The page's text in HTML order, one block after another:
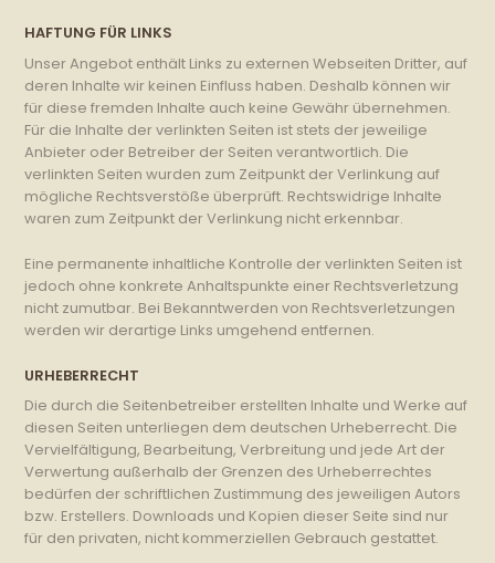
HAFTUNG FÜR LINKS
Unser Angebot enthält Links zu externen Webseiten Dritter, auf
deren Inhalte wir keinen Einfluss haben. Deshalb können wir
für diese fremden Inhalte auch keine Gewähr übernehmen.
Für die Inhalte der verlinkten Seiten ist stets der jeweilige
Anbieter oder Betreiber der Seiten verantwortlich. Die
verlinkten Seiten wurden zum Zeitpunkt der Verlinkung auf
mögliche Rechtsverstöße überprüft. Rechtswidrige Inhalte
waren zum Zeitpunkt der Verlinkung nicht erkennbar.
Eine permanente inhaltliche Kontrolle der verlinkten Seiten ist
jedoch ohne konkrete Anhaltspunkte einer Rechtsverletzung
nicht zumutbar. Bei Bekanntwerden von Rechtsverletzungen
werden wir derartige Links umgehend entfernen.
URHEBERRECHT
Die durch die Seitenbetreiber erstellten Inhalte und Werke auf
diesen Seiten unterliegen dem deutschen Urheberrecht. Die
Vervielfältigung, Bearbeitung, Verbreitung und jede Art der
Verwertung außerhalb der Grenzen des Urheberrechtes
bedürfen der schriftlichen Zustimmung des jeweiligen Autors
bzw. Erstellers. Downloads und Kopien dieser Seite sind nur
für den privaten, nicht kommerziellen Gebrauch gestattet.